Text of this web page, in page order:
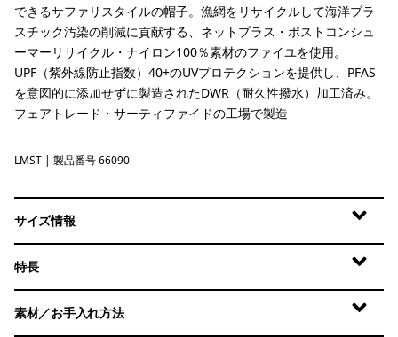
できるサファリスタイルの帽子。漁網をリサイクルして海洋プラ
スチック汚染の削減に貢献する、ネットプラス・ポストコンシュ
ーマーリサイクル・ナイロン100％素材のファイユを使用。
UPF（紫外線防止指数）40+のUVプロテクションを提供し、PFAS
を意図的に添加せずに製造されたDWR（耐久性撥水）加工済み。
フェアトレード・サーティファイドの工場で製造
Limestone Yellow
LMST | 製品番号 66090
サイズ情報
特長
素材／お手入れ方法